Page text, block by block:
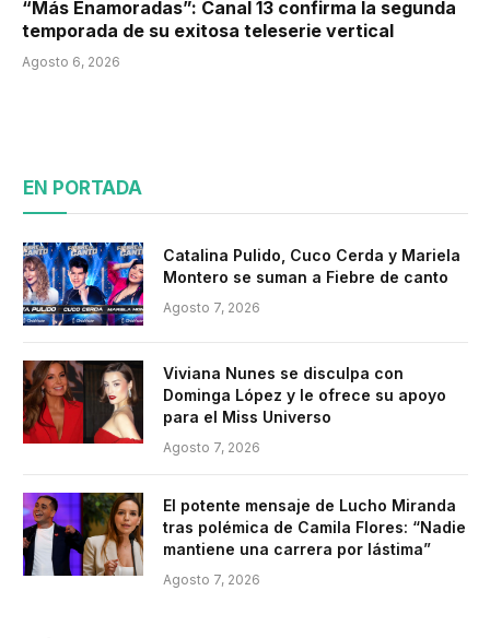
“Más Enamoradas”: Canal 13 confirma la segunda
temporada de su exitosa teleserie vertical
Agosto 6, 2026
EN PORTADA
Catalina Pulido, Cuco Cerda y Mariela
Montero se suman a Fiebre de canto
Agosto 7, 2026
Viviana Nunes se disculpa con
Dominga López y le ofrece su apoyo
para el Miss Universo
Agosto 7, 2026
El potente mensaje de Lucho Miranda
tras polémica de Camila Flores: “Nadie
mantiene una carrera por lástima”
Agosto 7, 2026